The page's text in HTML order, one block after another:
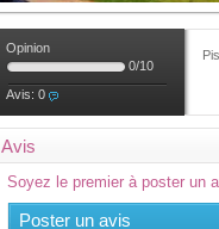
Opinion
0/10
Avis: 0
Avis
Soyez le premier à poster un
Poster un avis